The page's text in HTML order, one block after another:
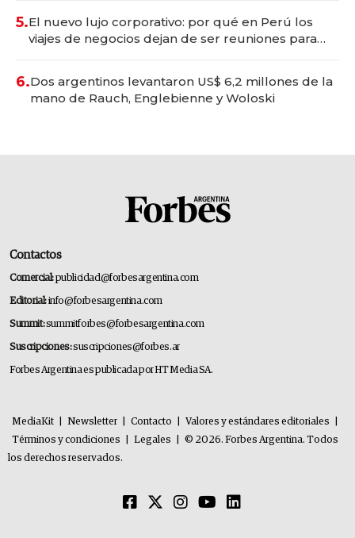
5.El nuevo lujo corporativo: por qué en Perú los
viajes de negocios dejan de ser reuniones para
6.Dos argentinos levantaron US$ 6,2 millones de la
mano de Rauch, Englebienne y Woloski
Contactos
Comercial:publicidad@forbesargentina.com
Editorial:info@forbesargentina.com
Summit:summitforbes@forbesargentina.com
Suscripciones:suscripciones@forbes.ar
Forbes Argentina es publicada por HT Media SA.
MediaKit Newsletter Contacto Valores y estándares editoriales
Términos y condiciones
Legales
© 2026. Forbes Argentina. Todos
los derechos reservados.